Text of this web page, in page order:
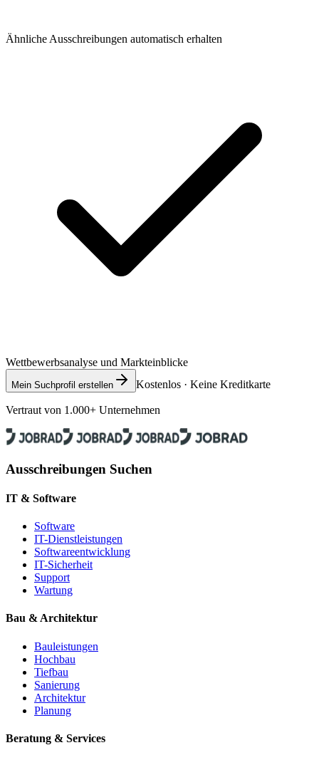
Ähnliche Ausschreibungen automatisch erhalten
Wettbewerbsanalyse und Markteinblicke
Mein Suchprofil erstellen Kostenlos · Keine Kreditkarte
Vertraut von 1.000+ Unternehmen
Ausschreibungen Suchen
IT & Software
Software
IT-Dienstleistungen
Softwareentwicklung
IT-Sicherheit
Support
Wartung
Bau & Architektur
Bauleistungen
Hochbau
Tiefbau
Sanierung
Architektur
Planung
Beratung & Services